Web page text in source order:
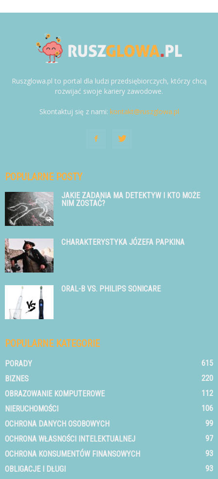
Ruszglowa.pl to portal dla ludzi przedsiębiorczych, którzy chcą
rozwijać swoje kariery zawodowe.
Skontaktuj się z nami: kontakt@ruszglowa.pl
POPULARNE POSTY
JAKIE ZADANIA MA DETEKTYW I KTO MOŻE
NIM ZOSTAĆ?
CHARAKTERYSTYKA JÓZEFA PAPKINA
ORAL-B VS. PHILIPS SONICARE
POPULARNE KATEGORIE
PORADY
615
BIZNES
220
OBRAZOWANIE KOMPUTEROWE
112
NIERUCHOMOŚCI
106
OCHRONA DANYCH OSOBOWYCH
99
OCHRONA WŁASNOŚCI INTELEKTUALNEJ
97
OCHRONA KONSUMENTÓW FINANSOWYCH
93
OBLIGACJE I DŁUGI
93